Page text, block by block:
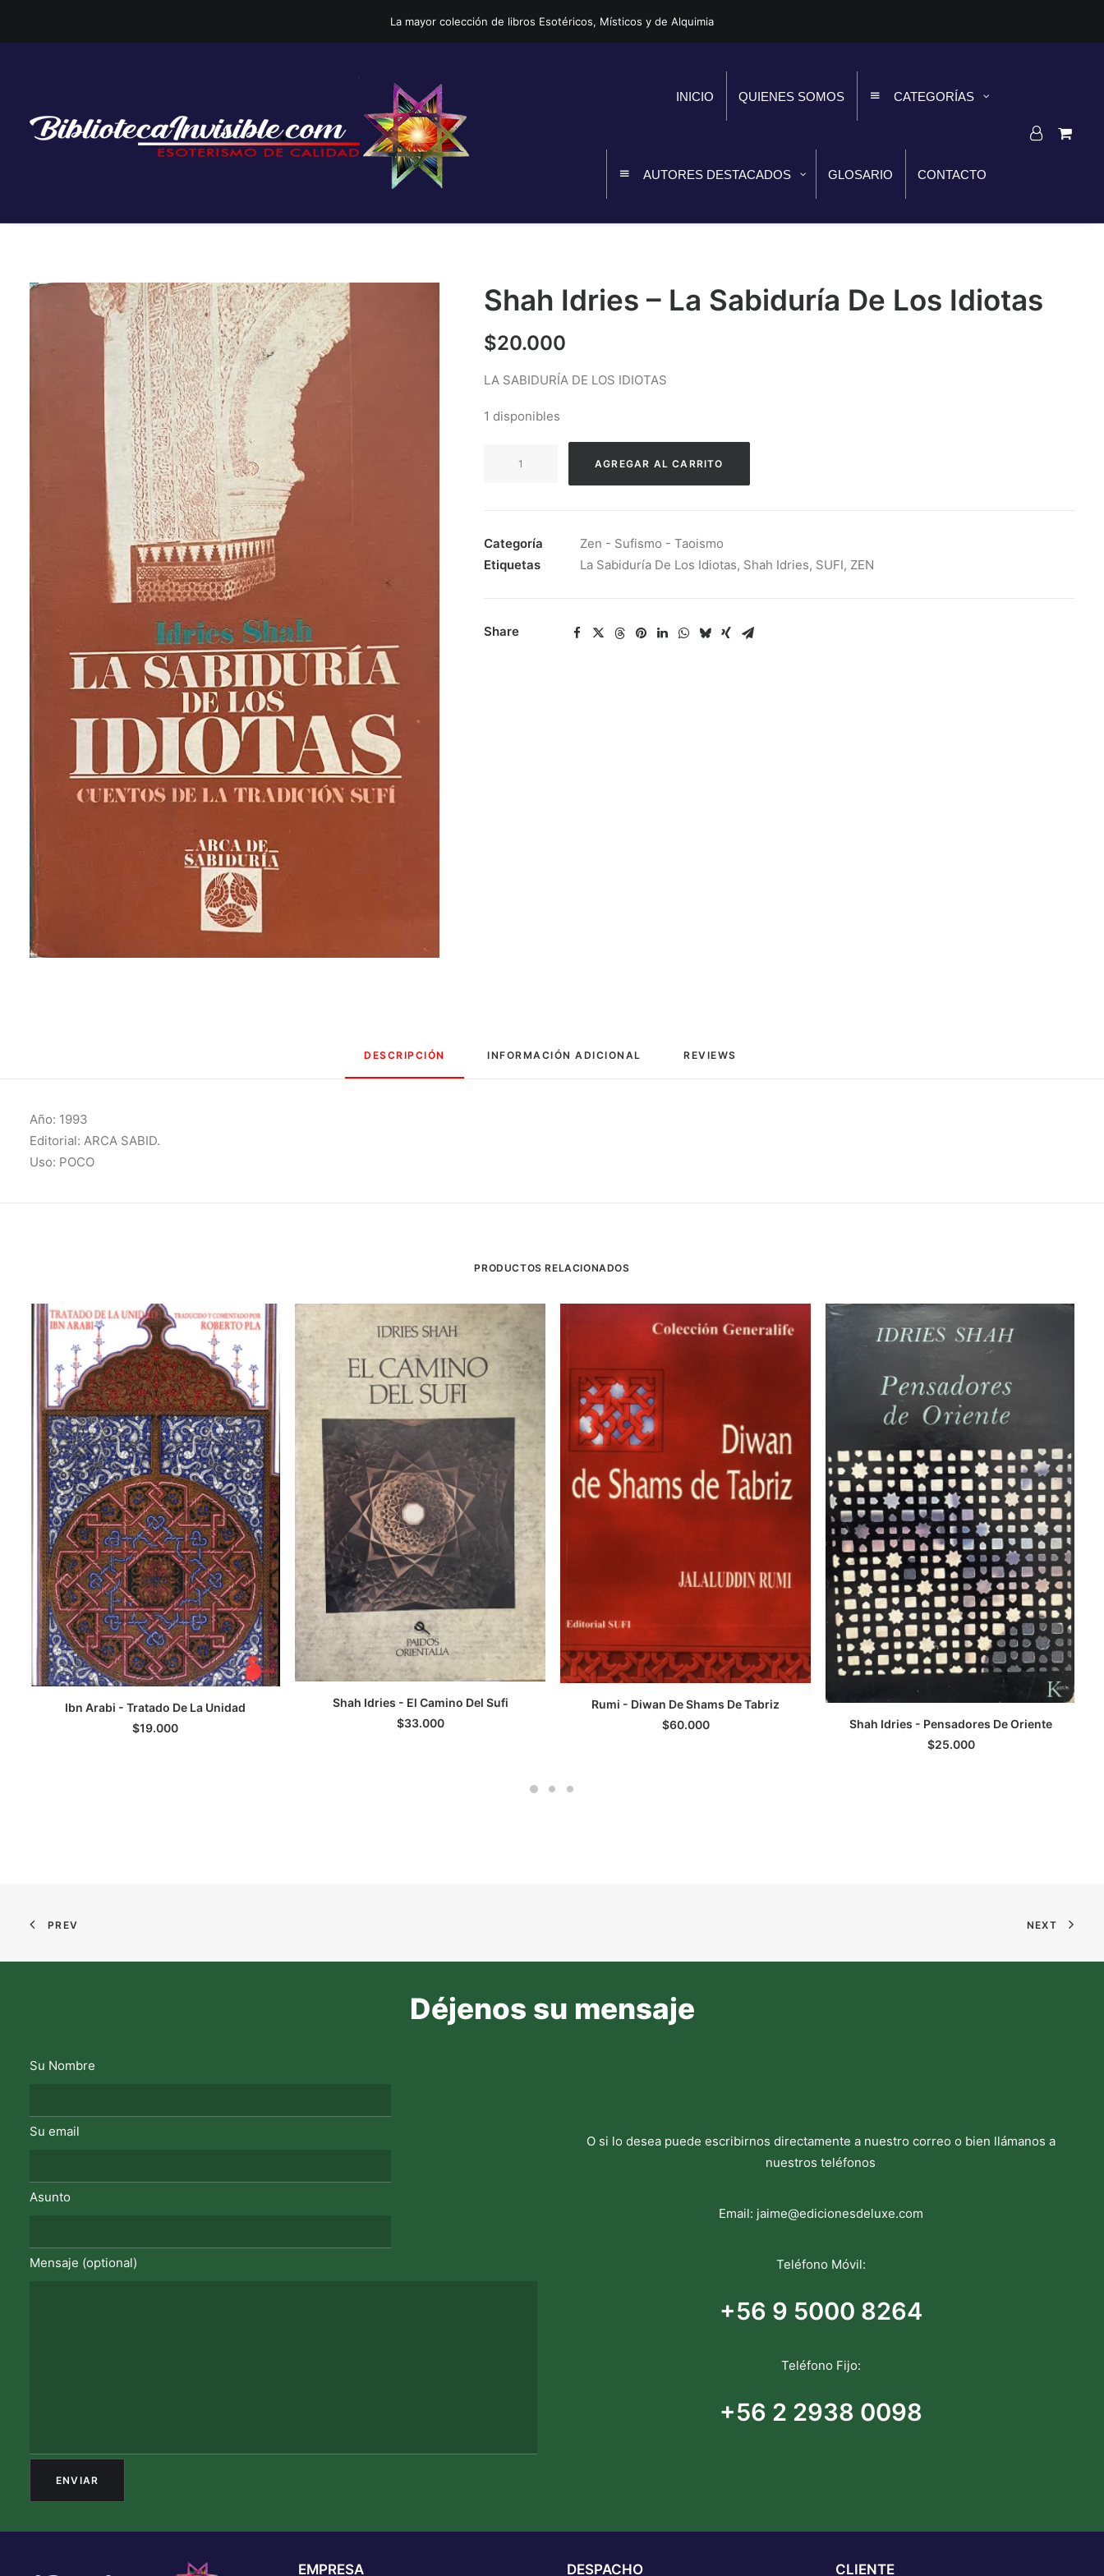
La mayor colección de libros Esotéricos, Místicos y de Alquimia
INICIO QUIENES SOMOS CATEGORÍAS
AUTORES DESTACADOS GLOSARIO CONTACTO
Shah Idries – La Sabiduría De Los Idiotas
$20.000
LA SABIDURÍA DE LOS IDIOTAS
1 disponibles
Sabiduría
De
cantidad
AGREGAR AL CARRITO
Categoría
Zen - Sufismo - Taoismo
Etiquetas
La Sabiduría De Los Idiotas, Shah Idries, SUFI, ZEN
Share
DESCRIPCIÓN INFORMACIÓN ADICIONAL REVIEWS
Año: 1993
Editorial: ARCA SABID.
Uso: POCO
PRODUCTOS RELACIONADOS
Ibn Arabi - Tratado De La Unidad
$19.000
AGREGAR AL CARRITO
Shah Idries - El Camino Del Sufi
$33.000 AGREGAR AL CARRITO
Rumi - Diwan De Shams De Tabriz
$60.000
AGREGAR AL CARRITO
Shah Idries - Pensadores De Oriente
$25.000
PREV NEXT
Déjenos su mensaje
Su Nombre
Su email
Asunto
Mensaje (optional)
O si lo desea puede escribirnos directamente a nuestro correo o bien llámanos a
nuestros teléfonos
Email: jaime@edicionesdeluxe.com
Teléfono Móvil:
+56 9 5000 8264
Teléfono Fijo:
+56 2 2938 0098
EMPRESA DESPACHO CLIENTE